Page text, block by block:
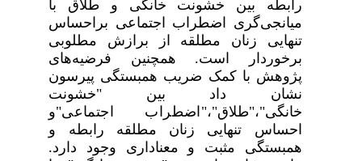
رابطه بین خشونت خانگی و طلاق با
میانجی‌گری اضطراب اجتماعی براحساس
تنهایی زنان مطلقه
از برازش
مطلوبی
برخوردار
است.همچنین فرضیه‌های
پژوهش با کمک ضریب همبستگی پیرسون
نشان داد
بین "خشونت
خانگی"،"طلاق"،"اضطراب اجتماعی"و
احساس تنهایی زنان مطلقهرابطه و
همبستگی مثبت و معناداری وجود دارد.